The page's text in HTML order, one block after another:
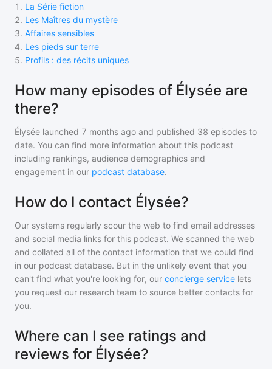
1 . La Série fiction
2. Les Maîtres du mystère
3. Affaires sensibles
4. Les pieds sur terre
5. Profils : des récits uniques
How many episodes of Élysée are
there?
Élysée launched 7 months ago and published 38 episodes to
date. You can find more information about this podcast
including rankings, audience demographics and
engagement in our podcast database.
How do I contact Élysée?
Our systems regularly scour the web to find email addresses
and social media links for this podcast. We scanned the web
and collated all of the contact information that we could find
in our podcast database. But in the unlikely event that you
can't find what you're looking for, our concierge service lets
you request our research team to source better contacts for
you.
Where can I see ratings and
reviews for Élysée?